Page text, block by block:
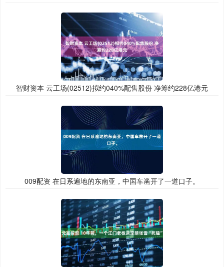
智财资本 云工场(02512)拟约040%配售股份 净筹约228亿港元
009配资 在日系遍地的东南亚，中国车凿开了一道口子。